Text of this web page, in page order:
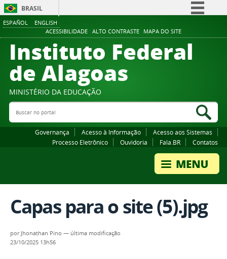
ESPAÑOL ENGLISH
ACESSIBILIDADE ALTO CONTRASTE MAPA DO SITE
BRASIL
Comunica BR
Participe
Canais
Instituto Federal
de Alagoas
MINISTÉRIO DA EDUCAÇÃO
Buscar no portal
Governança Acesso à Informação
Acesso aos Sistemas
Processo Eletrônico
Ouvidoria Fala.BR Contatos
Capas para o site (5).jpg
por Jhonathan Pino — última modificação
23/10/2025 13h56